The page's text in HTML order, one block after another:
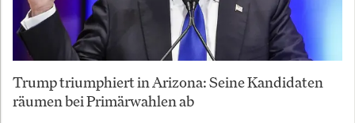
Trump triumphiert in Arizona: Seine Kandidaten
räumen bei Primärwahlen ab